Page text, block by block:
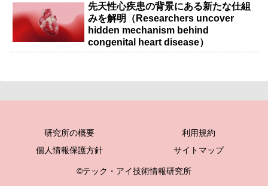
先天性心疾患の背景にある新たな仕組
みを解明（Researchers uncover
hidden mechanism behind
congenital heart disease）
研究所の概要
利用規約
個人情報保護方針
サイトマップ
©テック・アイ技術情報研究所